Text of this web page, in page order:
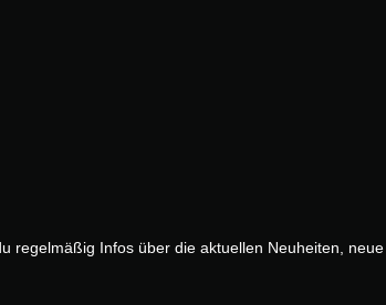
regelmäßig Infos über die aktuellen Neuheiten,